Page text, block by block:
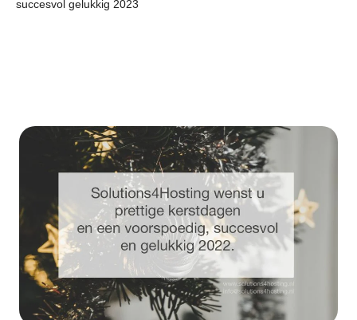
succesvol gelukkig 2023